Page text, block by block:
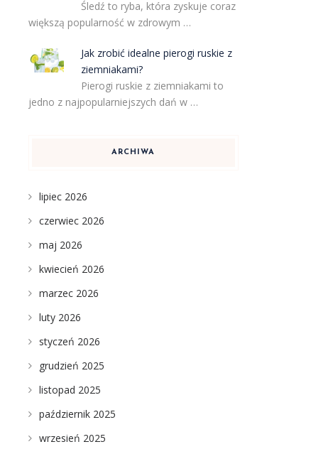
Śledź to ryba, która zyskuje coraz
większą popularność w zdrowym …
Jak zrobić idealne pierogi ruskie z
ziemniakami?
Pierogi ruskie z ziemniakami to
jedno z najpopularniejszych dań w …
ARCHIWA
lipiec 2026
czerwiec 2026
maj 2026
kwiecień 2026
marzec 2026
luty 2026
styczeń 2026
grudzień 2025
listopad 2025
październik 2025
wrzesień 2025